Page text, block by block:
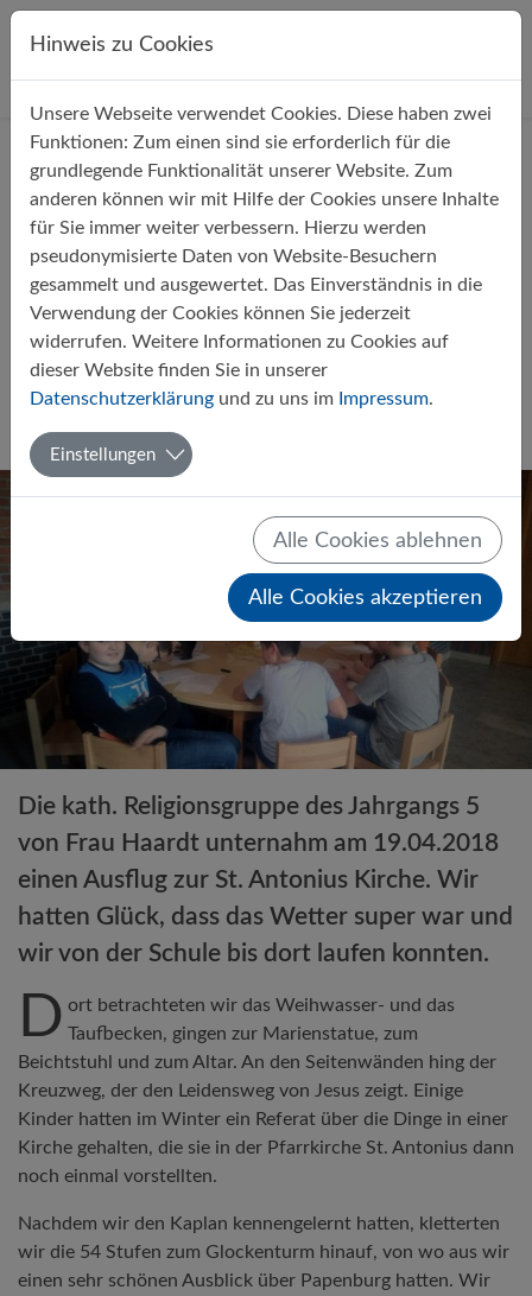
Direkt zur Hauptnavigation springen
Direkt zum Inhalt springen
StartseiteÜber uns Aktuelles
Ausflug zur Pfarrkirche St.
Antonius: Kirche entdecken und
erleben
Von Inka Bendt, Lukas Kruse & Jonathan Werner (5b)
06.05.2018
Religion
Die kath. Religionsgruppe des Jahrgangs 5
von Frau Haardt unternahm am 19.04.2018
einen Ausflug zur St. Antonius Kirche. Wir
hatten Glück, dass das Wetter super war und
wir von der Schule bis dort laufen konnten.
D ort betrachteten wir das Weihwasser- und das
Taufbecken, gingen zur Marienstatue, zum
Beichtstuhl und zum Altar. An den Seitenwänden hing der
Kreuzweg, der den Leidensweg von Jesus zeigt. Einige
Kinder hatten im Winter ein Referat über die Dinge in einer
Kirche gehalten, die sie in der Pfarrkirche St. Antonius dann
noch einmal vorstellten.
Nachdem wir den Kaplan kennengelernt hatten, kletterten
wir die 54 Stufen zum Glockenturm hinauf, von wo aus wir
einen sehr schönen Ausblick über Papenburg hatten. Wir
Hinweis zu Cookies
Unsere Webseite verwendet Cookies. Diese haben zwei
Funktionen: Zum einen sind sie erforderlich für die
grundlegende Funktionalität unserer Website. Zum
anderen können wir mit Hilfe der Cookies unsere Inhalte
für Sie immer weiter verbessern. Hierzu werden
pseudonymisierte Daten von Website-Besuchern
gesammelt und ausgewertet. Das Einverständnis in die
Verwendung der Cookies können Sie jederzeit
widerrufen. Weitere Informationen zu Cookies auf
dieser Website finden Sie in unserer
Datenschutzerklärung und zu uns im Impressum.
Einstellungen
Alle Cookies ablehnen
Alle Cookies akzeptieren